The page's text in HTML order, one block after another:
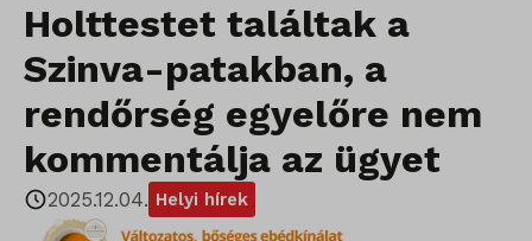
Holttestet találtak a
Szinva-patakban, a
rendőrség egyelőre nem
kommentálja az ügyet
2025.12.04. Helyi hírek